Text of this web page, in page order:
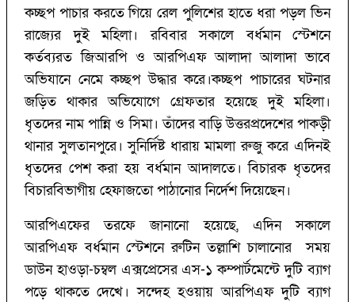
কচ্ছপ পাচার করতে গিয়ে রেল পুলিশের হাতে ধরা পড়ল ভিন
রাজ্যের দুই মহিলা। রবিবার সকালে বর্ধমান স্টেশনে
কর্তব্যরত জিআরপি ও আরপিএফ আলাদা আলাদা ভাবে
অভিযানে নেমে কচ্ছপ উদ্ধার করে।কচ্ছপ পাচারের ঘটনার
জড়িত থাকার অভিযোগে গ্রেফতার হয়েছে দুই মহিলা।
ধৃতদের নাম পান্নি ও সিমা। তাঁদের বাড়ি উত্তরপ্রদেশের পাকড়ী
থানার সুলতানপুরে। সুনির্দিষ্ট ধারায় মামলা রুজু করে এদিনই
ধৃতদের পেশ করা হয় বর্ধমান আদালতে। বিচারক ধৃতদের
বিচারবিভাগীয় হেফাজতো পাঠানোর নির্দেশ দিয়েছেন।
আরপিএফের তরফে জানানো হয়েছে, এদিন সকালে
আরপিএফ বর্ধমান স্টেশনে রুটিন তল্লাশি চালানোর সময়
ডাউন হাওড়া-চম্বল এক্সপ্রেসের এস-১ কম্পার্টমেন্টে দুটি ব্যাগ
পড়ে থাকতে দেখে। সন্দেহ হওয়ায় আরপিএফ দুটি ব্যাগ